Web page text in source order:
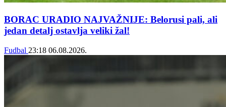
BORAC URADIO NAJVAŽNIJE: Belorusi pali, ali
jedan detalj ostavlja veliki žal!
Fudbal 23:18 06.08.2026.